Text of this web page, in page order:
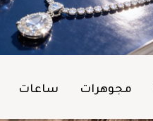
مجوهرات ساعات